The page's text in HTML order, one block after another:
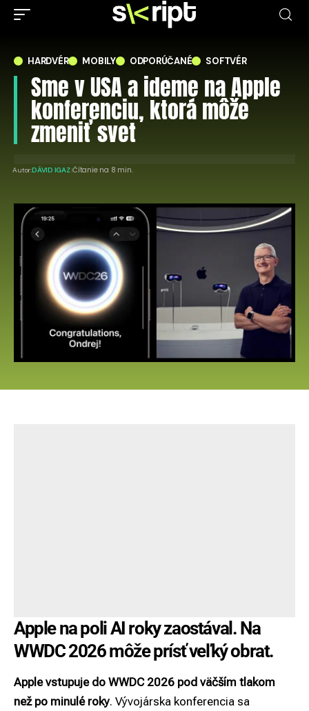
HARDVÉR MOBILY ODPORÚČANÉ SOFTVÉR
Sme v USA a ideme na Apple
konferenciu, ktorá môže
zmeniť svet
Autor:DÁVID IGAZ Čítanie na 8 min.
Apple na poli AI roky zaostával. Na
WWDC 2026 môže prísť veľký obrat.
Apple vstupuje do WWDC 2026 pod väčším tlakom
než po minulé roky. Vývojárska konferencia sa